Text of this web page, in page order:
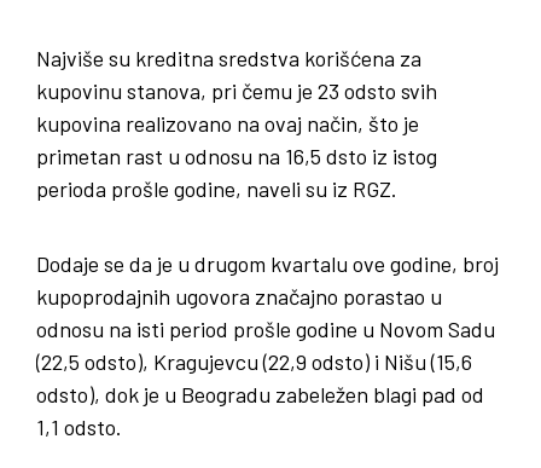
Najviše su kreditna sredstva korišćena za
kupovinu stanova, pri čemu je 23 odsto svih
kupovina realizovano na ovaj način, što je
primetan rast u odnosu na 16,5 dsto iz istog
perioda prošle godine, naveli su iz RGZ.
Dodaje se da je u drugom kvartalu ove godine, broj
kupoprodajnih ugovora značajno porastao u
odnosu na isti period prošle godine u Novom Sadu
(22,5 odsto), Kragujevcu (22,9 odsto) i Nišu (15,6
odsto), dok je u Beogradu zabeležen blagi pad od
1,1 odsto.